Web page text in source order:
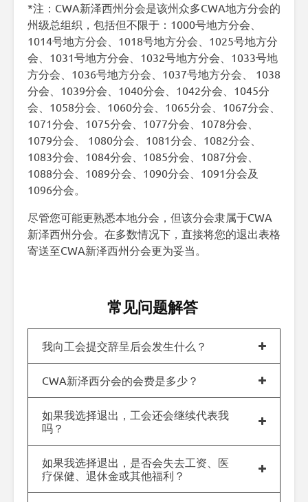
*注：CWA新泽西州分会是该州众多CWA地方分会的
州级总组织，包括但不限于：1000号地方分会、
1014号地方分会、1018号地方分会、1025号地方分
会、1031号地方分会、1032号地方分会、1033号地
方分会、1036号地方分会、1037号地方分会、 1038
分会、1039分会、1040分会、1042分会、1045分
会、1058分会、1060分会、1065分会、1067分会、
1071分会、1075分会、1077分会、1078分会、
1079分会、 1080分会、1081分会、1082分会、
1083分会、1084分会、1085分会、1087分会、
1088分会、1089分会、1090分会、1091分会及
1096分会。
尽管您可能更熟悉本地分会，但该分会隶属于CWA
新泽西州分会。在多数情况下，直接将您的退出表格
寄送至CWA新泽西州分会更为妥当。
常见问题解答
我向工会提交辞呈后会发生什么？
CWA新泽西分会的会费是多少？
如果我选择退出，工会还会继续代表我
吗？
如果我选择退出，是否会失去工资、医
疗保健、退休金或其他福利？